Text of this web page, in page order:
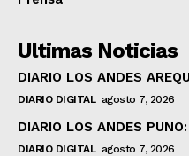
Ultimas Noticias
DIARIO LOS ANDES
DIARIO DIGITAL agosto 7, 2026
DIARIO LOS ANDES
DIARIO DIGITAL agosto 7, 2026